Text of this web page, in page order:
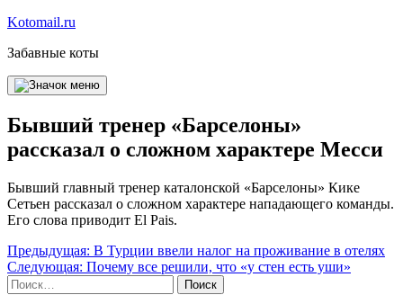
Перейти
содержимому
Kotomail.ru
Забавные коты
Бывший тренер «Барселоны»
рассказал о сложном характере Месси
Бывший главный тренер каталонской «Барселоны» Кике
Сетьен рассказал о сложном характере нападающего команды.
Его слова приводит El Pais.
Навигация
по
Предыдущая: В Турции ввели налог на проживание в отелях
Следующая: Почему все решили, что «у стен есть уши»
Найти: